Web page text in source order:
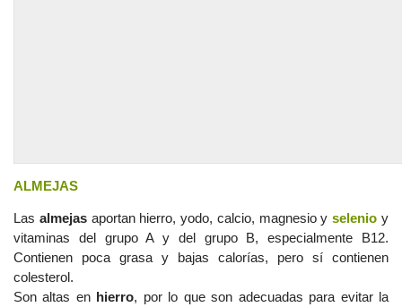
ALMEJAS
Las almejasaportan hierro, yodo, calcio, magnesio yselenio y
vitaminas del grupo A y del grupo B, especialmente B12.
Contienen poca grasa y bajas calorías, pero sí contienen
colesterol.
Son altas en hierro, por lo que son adecuadas para evitar la